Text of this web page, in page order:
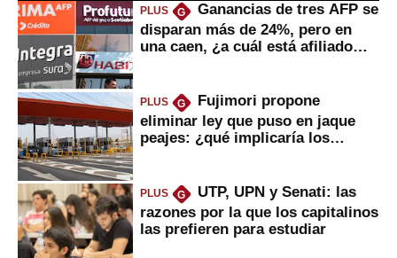
PLUS G
Ganancias de tres AFP se
disparan más de 24%, pero en
una caen, ¿a cuál está afiliado
PLUS G
Fujimori propone
eliminar ley que puso en jaque
peajes: ¿qué implicaría los
PLUS G
UTP, UPN y Senati: las
razones por la que los capitalinos
las prefieren para estudiar